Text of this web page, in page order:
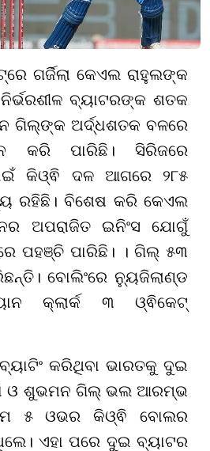
ଗର୍ଜିଲା କେଏଲ ରାହୁଲଙ୍କ
ବ୍ୟାଟରଙ୍କ ଶତକ
ଗିଲ୍‌ଙ୍କ ଅର୍ଦ୍ଧଶତକ ବଳରେ
କରି ପାରିଛି। ସିରିଜରେ
କିଓ୍ଵି ଦଳ ଆଗରେ ୨୮୫
ରହିଛି। ବିଶେଷ କରି କେଏଲ
ଅପରାଜିତ ଇନିଂସ ଯୋଗୁଁ
ପହଞ୍ଚି ପାରିଛି। । ଗିଲ୍ ୫୩
ବୋଲିଂରେ ନ୍ୟୁଜିଲାଣ୍ଡ
କ୍ଲାର୍କ ୩ ଓ୍ଵିକେଟ୍
କରିଥିବା ଭାରତକୁ ଦୁଇ
ଓ ଶୁଭମନ ଗିଲ୍ ଭଲ ଆରମ୍ଭ
୫ ଓଭର କିଓ୍ଵି ବୋଲର
ଏହା ପରେ ଦୁଇ ବ୍ୟାଟର